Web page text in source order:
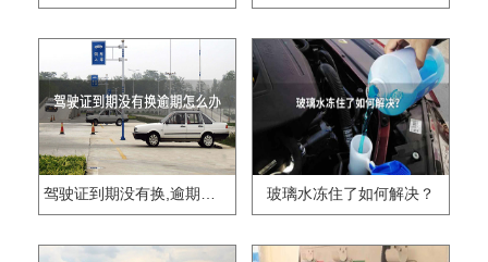
驾驶证到期没有换,逾期怎么办?? 玻璃水冻住了如何解决？